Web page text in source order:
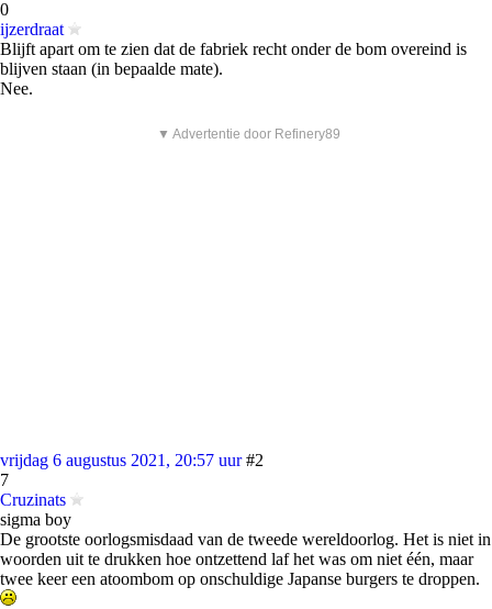
0
ijzerdraat
Blijft apart om te zien dat de fabriek recht onder de bom overeind is
blijven staan (in bepaalde mate).
Nee.
▼ Advertentie door Refinery89
vrijdag 6 augustus 2021, 20:57 uur #2
7
Cruzinats
sigma boy
De grootste oorlogsmisdaad van de tweede wereldoorlog. Het is niet in
woorden uit te drukken hoe ontzettend laf het was om niet één, maar
twee keer een atoombom op onschuldige Japanse burgers te droppen.